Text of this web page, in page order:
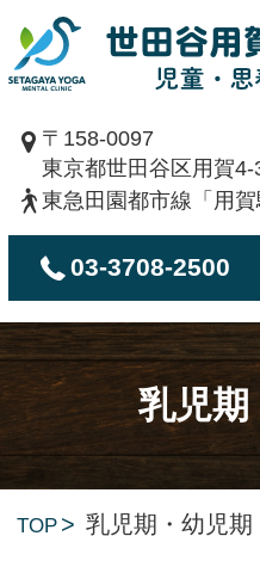
〒158-0097
東京都世田谷区用賀
東急田園都市線「用
03-3708-2500
乳児期
TOP 乳児期・幼児期